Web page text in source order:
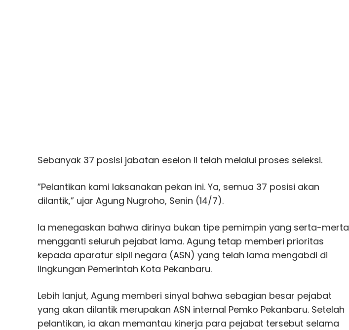
Sebanyak 37 posisi jabatan eselon II telah melalui proses seleksi.
”Pelantikan kami laksanakan pekan ini. Ya, semua 37 posisi akan
dilantik,” ujar Agung Nugroho, Senin (14/7).
Ia menegaskan bahwa dirinya bukan tipe pemimpin yang serta-merta
mengganti seluruh pejabat lama. Agung tetap memberi prioritas
kepada aparatur sipil negara (ASN) yang telah lama mengabdi di
lingkungan Pemerintah Kota Pekanbaru.
Lebih lanjut, Agung memberi sinyal bahwa sebagian besar pejabat
yang akan dilantik merupakan ASN internal Pemko Pekanbaru. Setelah
pelantikan, ia akan memantau kinerja para pejabat tersebut selama